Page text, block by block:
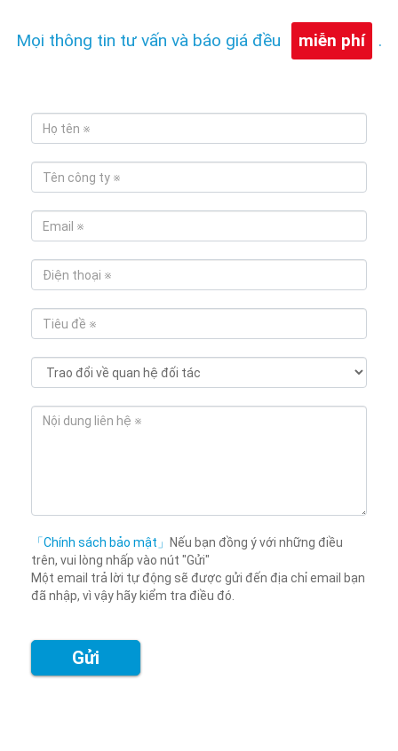
Mọi thông tin tư vấn và báo giá đều miễn phí .
「Chính sách bảo mật」
Nếu bạn đồng ý với những điều
trên, vui lòng nhấp vào nút "Gửi"
Một email trả lời tự động sẽ được gửi đến địa chỉ email bạn
đã nhập, vì vậy hãy kiểm tra điều đó.